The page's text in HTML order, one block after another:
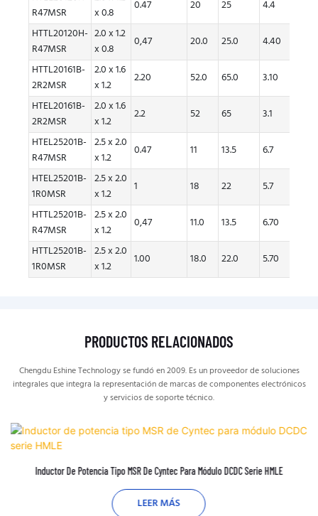
R47MSR
x 0.8
0.47 20 25 4.4
HTTL20120H-
R47MSR
2.0 x 1.2
x 0.8
0,47 20.0 25.0 4.40
HTTL20161B-
2R2MSR
2.0 x 1.6
x 1.2
2.20 52.0 65.0 3.10
HTEL20161B-
2R2MSR
2.0 x 1.6
x 1.2
2.2 52 65 3.1
HTEL25201B-
R47MSR
2.5 x 2.0
x 1.2
0.47 11 13.5 6.7
HTEL25201B-
1R0MSR
2.5 x 2.0
x 1.2
1 18 22 5.7
HTTL25201B-
R47MSR
2.5 x 2.0
x 1.2
0,47 11.0 13.5 6.70
HTTL25201B-
1R0MSR
2.5 x 2.0
x 1.2
1.00 18.0 22.0 5.70
PRODUCTOS RELACIONADOS
Chengdu Eshine Technology se fundó en 2009. Es un proveedor de soluciones
integrales que integra la representación de marcas de componentes electrónicos
y servicios de soporte técnico.
Inductor De Potencia Tipo MSR De Cyntec Para Módulo DCDC Serie HMLE
LEER MÁS